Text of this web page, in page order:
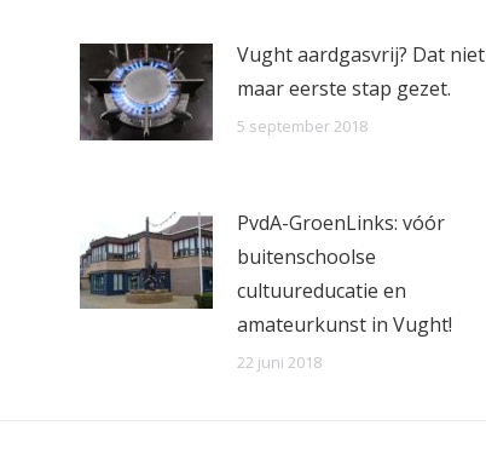
Vught aardgasvrij? Dat niet
maar eerste stap gezet.
5 september 2018
PvdA-GroenLinks: vóór
buitenschoolse
cultuureducatie en
amateurkunst in Vught!
22 juni 2018